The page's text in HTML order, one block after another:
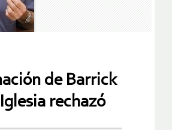
de Barrick
rechazó